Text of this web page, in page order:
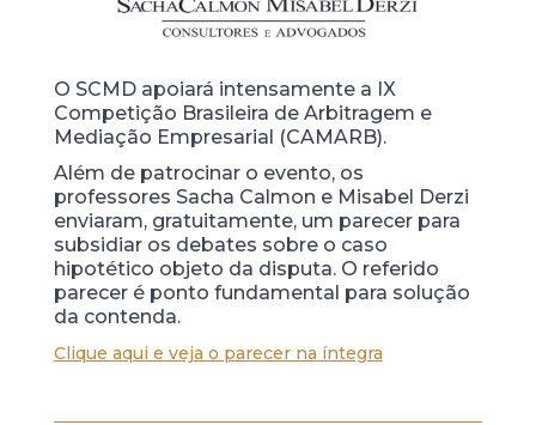
O SCMD apoiará intensamente a IX
Competição Brasileira de Arbitragem e
Mediação Empresarial (CAMARB).
Além de patrocinar o evento, os
professores Sacha Calmon e Misabel Derzi
enviaram, gratuitamente, um parecer para
subsidiar os debates sobre o caso
hipotético objeto da disputa. O referido
parecer é ponto fundamental para solução
da contenda.
Clique aqui e veja o parecer na íntegra